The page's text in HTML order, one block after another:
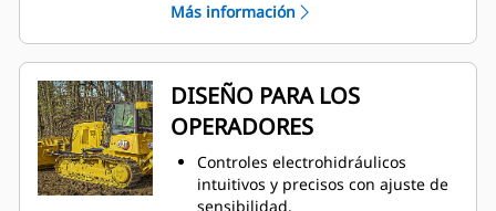
nivelación de acabado.
La hoja amplia ayuda a realizar
más trabajo en menos pasadas.
La función de control de tracción
reduce el resbalamiento de las
cadenas en condiciones de terreno
deficientes o con barro.
Hoja con inclinación de ángulo y
orientación variable (VPAT, Variable
Más información
DISEÑO PARA LOS
OPERADORES
Controles electrohidráulicos
intuitivos y precisos con ajuste de
sensibilidad.